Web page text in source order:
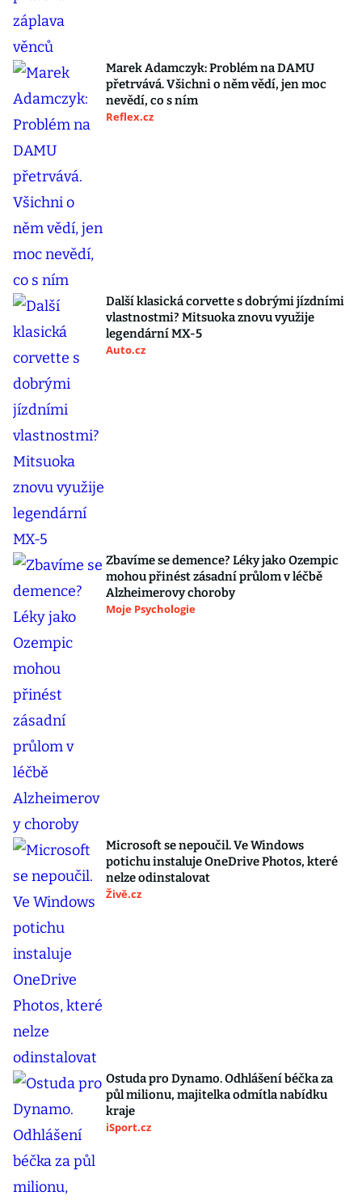
Marek Adamczyk: Problém na DAMU
přetrvává. Všichni o něm vědí, jen moc
nevědí, co s ním
Reflex.cz
Další klasická corvette s dobrými jízdními
vlastnostmi? Mitsuoka znovu využije
legendární MX-5
Auto.cz
Zbavíme se demence? Léky jako Ozempic
mohou přinést zásadní průlom v léčbě
Alzheimerovy choroby
Moje Psychologie
Microsoft se nepoučil. Ve Windows
potichu instaluje OneDrive Photos, které
nelze odinstalovat
Živě.cz
Ostuda pro Dynamo. Odhlášení béčka za
půl milionu, majitelka odmítla nabídku
kraje
iSport.cz